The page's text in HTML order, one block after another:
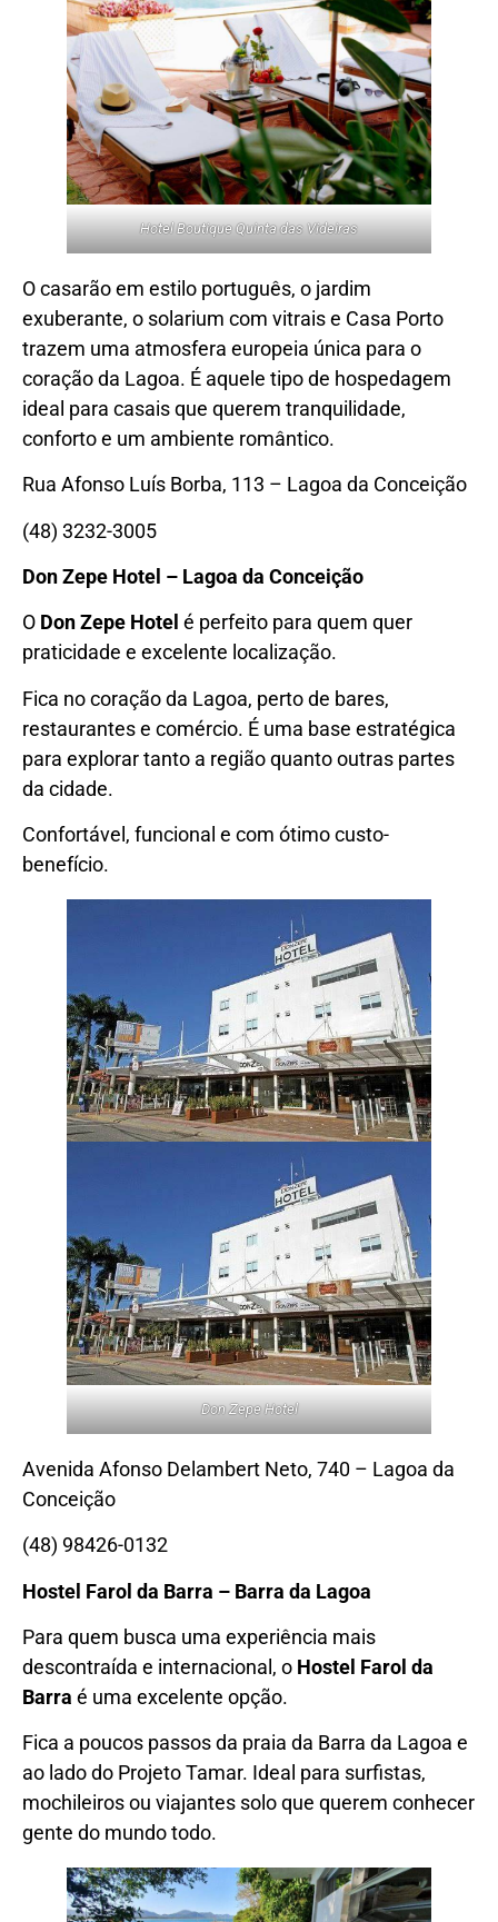
Hotel Boutique Quinta das Videiras
O casarão em estilo português, o jardim
exuberante, o solarium com vitrais e Casa Porto
trazem uma atmosfera europeia única para o
coração da Lagoa. É aquele tipo de hospedagem
ideal para casais que querem tranquilidade,
conforto e um ambiente romântico.
Rua Afonso Luís Borba, 113 – Lagoa da Conceição
(48) 3232-3005
Don Zepe Hotel – Lagoa da Conceição
O Don Zepe Hotel é perfeito para quem quer
praticidade e excelente localização.
Fica no coração da Lagoa, perto de bares,
restaurantes e comércio. É uma base estratégica
para explorar tanto a região quanto outras partes
da cidade.
Confortável, funcional e com ótimo custo-
benefício.
Don Zepe Hotel
Avenida Afonso Delambert Neto, 740 – Lagoa da
Conceição
(48) 98426-0132
Hostel Farol da Barra – Barra da Lagoa
Para quem busca uma experiência mais
descontraída e internacional, o Hostel Farol da
Barra é uma excelente opção.
Fica a poucos passos da praia da Barra da Lagoa e
ao lado do Projeto Tamar. Ideal para surfistas,
mochileiros ou viajantes solo que querem conhecer
gente do mundo todo.